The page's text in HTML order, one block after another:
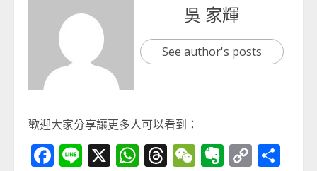
吳 家輝
See author's posts
歡迎大家分享讓更多人可以看到：
Facebook
Line
X WhatsApp
Threads
WeChat
Evernote
Copy